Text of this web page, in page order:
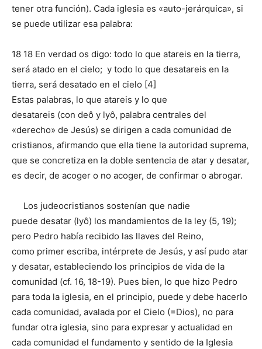
tener otra función). Cada iglesia es «auto-jerárquica», si
se puede utilizar esa palabra:
18 18 En verdad os digo: todo lo que atareis en la tierra,
será atado en el cielo; y todo lo que desatareis en la
tierra, será desatado en el cielo [4]
Estas palabras, lo que atareis y lo que
desatareis (con deô y lyô, palabra centrales del
«derecho» de Jesús) se dirigen a cada comunidad de
cristianos, afirmando que ella tiene la autoridad suprema,
que se concretiza en la doble sentencia de atar y desatar,
es decir, de acoger o no acoger, de confirmar o abrogar.
Los judeocristianos sostenían que nadie
puede desatar (lyô) los mandamientos de la ley (5, 19);
pero Pedro había recibido las llaves del Reino,
como primer escriba, intérprete de Jesús, y así pudo atar
y desatar, estableciendo los principios de vida de la
comunidad (cf. 16, 18-19). Pues bien, lo que hizo Pedro
para toda la iglesia, en el principio, puede y debe hacerlo
cada comunidad, avalada por el Cielo (=Dios), no para
fundar otra iglesia, sino para expresar y actualidad en
cada comunidad el fundamento y sentido de la Iglesia